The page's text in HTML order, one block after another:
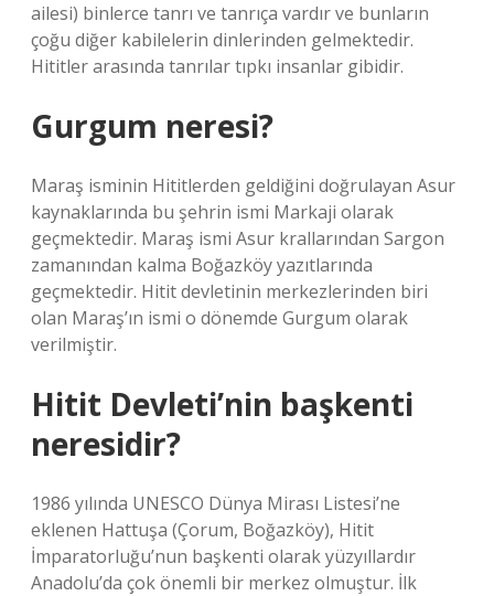
ailesi) binlerce tanrı ve tanrıça vardır ve bunların
çoğu diğer kabilelerin dinlerinden gelmektedir.
Hititler arasında tanrılar tıpkı insanlar gibidir.
Gurgum neresi?
Maraş isminin Hititlerden geldiğini doğrulayan Asur
kaynaklarında bu şehrin ismi Markaji olarak
geçmektedir. Maraş ismi Asur krallarından Sargon
zamanından kalma Boğazköy yazıtlarında
geçmektedir. Hitit devletinin merkezlerinden biri
olan Maraş’ın ismi o dönemde Gurgum olarak
verilmiştir.
Hitit Devleti’nin başkenti
neresidir?
1986 yılında UNESCO Dünya Mirası Listesi’ne
eklenen Hattuşa (Çorum, Boğazköy), Hitit
İmparatorluğu’nun başkenti olarak yüzyıllardır
Anadolu’da çok önemli bir merkez olmuştur. İlk